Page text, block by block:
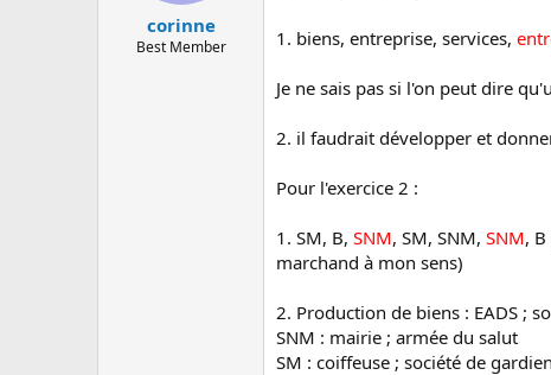
corinne
Best Member 1. biens, entreprise, services,
Je ne sais pas si l'on peut dire
2. il faudrait développer et
Pour l'exercice 2 :
1. SM, B, SNM, SM, SNM, SNM,
marchand à mon sens)
2. Production de biens : EADS ;
SNM : mairie ; armée du salut
SM : coiffeuse ; société de